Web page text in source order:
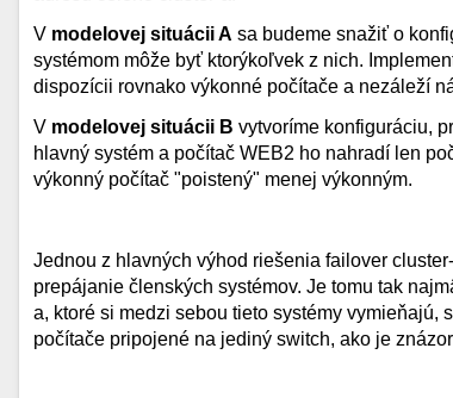
V modelovej situácii A sa budeme snažiť o
systémom môže byť ktorýkoľvek z nich.
dispozícii rovnako výkonné počítače a nezáleží
V modelovej situácii B vytvoríme konfiguráciu,
hlavný systém a počítač WEB2 ho nahradí len
výkonný počítač "poistený" menej výkonným.
Jednou z hlavných výhod riešenia failover
prepájanie členských systémov. Je tomu tak
a, ktoré si medzi sebou tieto systémy vymieňajú,
počítače pripojené na jediný switch, ako je